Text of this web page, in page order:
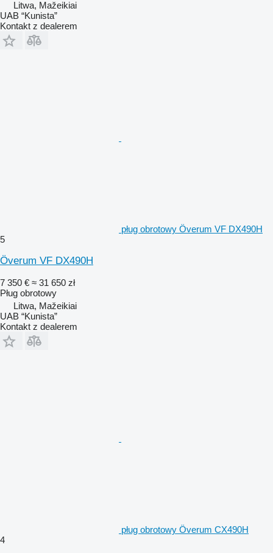
Litwa, Mažeikiai
UAB “Kunista”
Kontakt z dealerem
pług obrotowy Överum VF DX490H
5
Överum VF DX490H
7 350 € ≈ 31 650 zł
Pług obrotowy
Litwa, Mažeikiai
UAB “Kunista”
Kontakt z dealerem
pług obrotowy Överum CX490H
4